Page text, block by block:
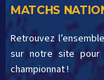
MATCHS
Retrouvez
sur notre site pour
championnat !